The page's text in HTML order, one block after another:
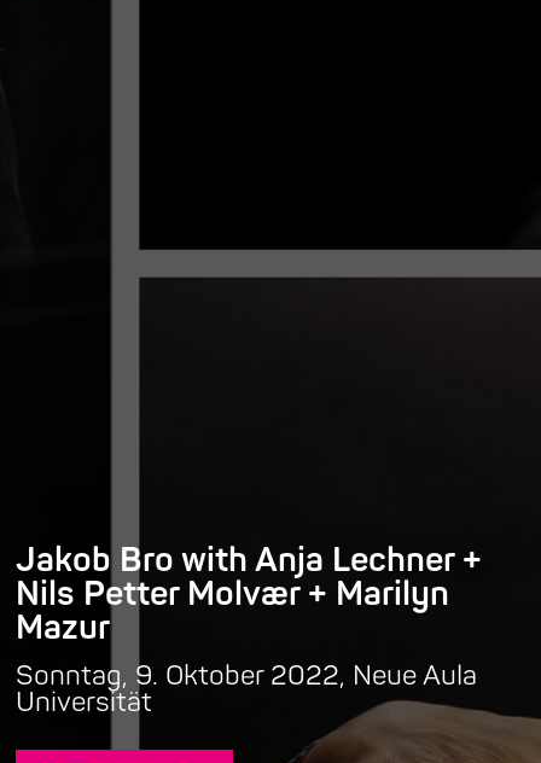
Jakob Bro with Anja Lechner +
Nils Petter Molvær + Marilyn
Mazur
Sonntag, 9. Oktober 2022, Neue Aula
Universität